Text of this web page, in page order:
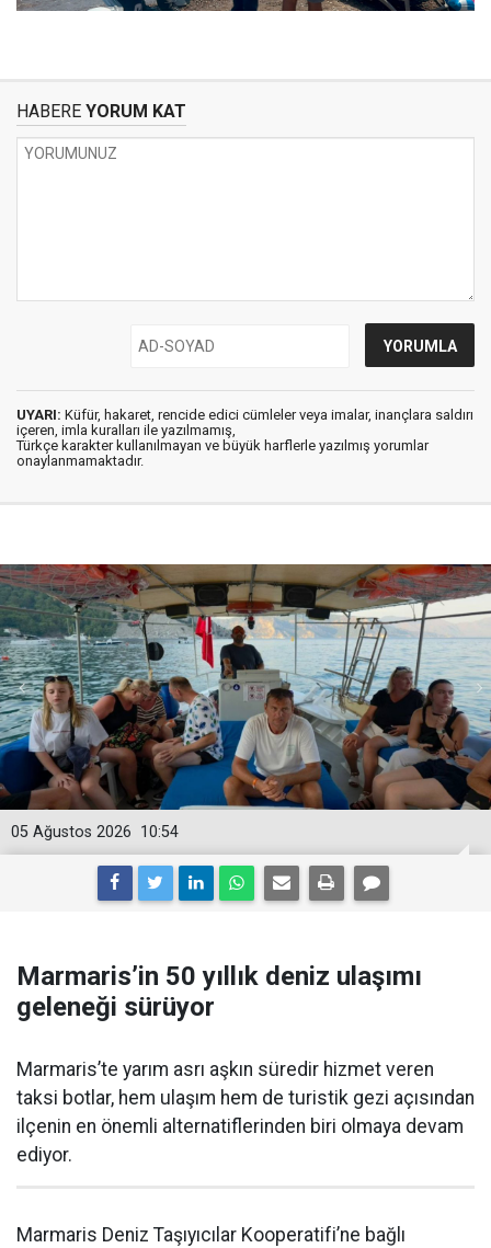
HABERE YORUM KAT
UYARI: Küfür, hakaret, rencide edici cümleler veya imalar, inançlara saldırı
içeren, imla kuralları ile yazılmamış,
Türkçe karakter kullanılmayan ve büyük harflerle yazılmış yorumlar
onaylanmamaktadır.
10:54
05 Ağustos 2026
Marmaris’in 50 yıllık deniz ulaşımı
geleneği sürüyor
Marmaris’te yarım asrı aşkın süredir hizmet veren
taksi botlar, hem ulaşım hem de turistik gezi açısından
ilçenin en önemli alternatiflerinden biri olmaya devam
ediyor.
Marmaris Deniz Taşıyıcılar Kooperatifi’ne bağlı